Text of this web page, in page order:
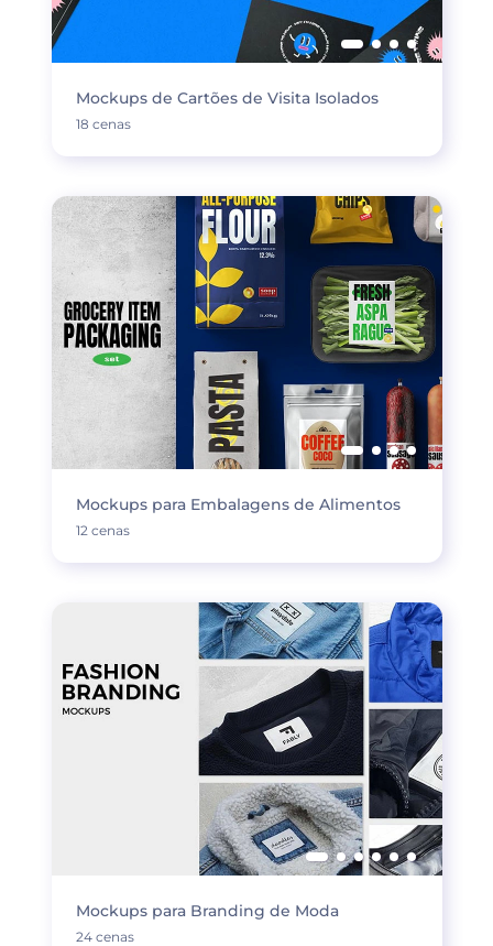
Mockups de Cartões de Visita Isolados
18 cenas
Mockups para Embalagens de Alimentos
12 cenas
Mockups para Branding de Moda
24 cenas